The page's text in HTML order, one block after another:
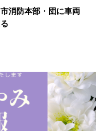
消防本部・団に車両